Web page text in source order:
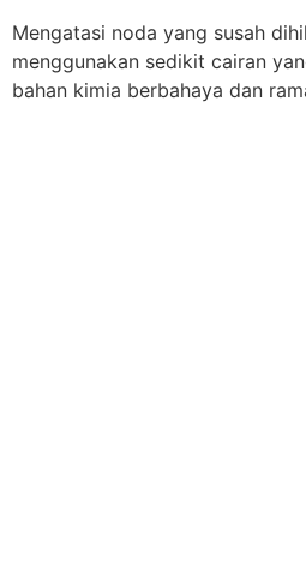
Mengatasi noda yang susah
menggunakan sedikit cairan
bahan kimia berbahaya dan